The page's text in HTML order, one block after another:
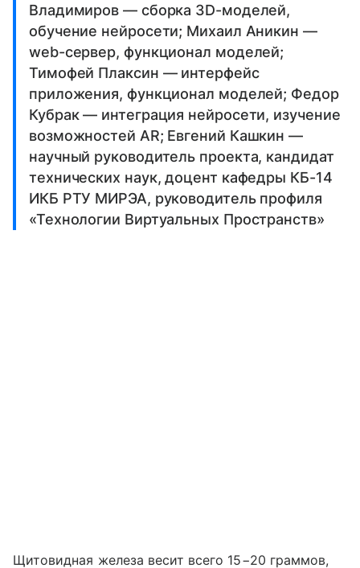
Владимиров — сборка 3D-моделей,
обучение нейросети; Михаил Аникин —
web-сервер, функционал моделей;
Тимофей Плаксин — интерфейс
приложения, функционал моделей; Федор
Кубрак — интеграция нейросети, изучение
возможностей AR; Евгений Кашкин —
научный руководитель проекта, кандидат
технических наук, доцент кафедры КБ-14
ИКБ РТУ МИРЭА, руководитель профиля
«Технологии Виртуальных Пространств»
Щитовидная железа весит всего 15−20 граммов,